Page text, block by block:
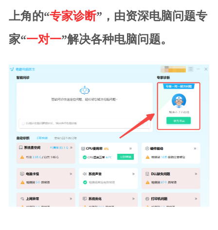
上角的“专家诊断”，由资深电脑问题专
家“一对一”解决各种电脑问题。